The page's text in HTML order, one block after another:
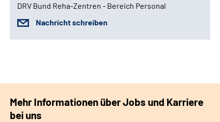
DRV Bund Reha-Zentren - Bereich Personal
Nachricht schreiben
Mehr Informationen über Jobs und Karriere
bei uns